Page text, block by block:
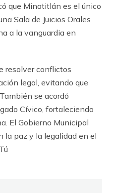
que Minatitlán es el único
Sala de Juicios Orales
a la vanguardia en
resolver conflictos
legal, evitando que
se acordó
Cívico, fortaleciendo
El Gobierno Municipal
la paz y la legalidad en el